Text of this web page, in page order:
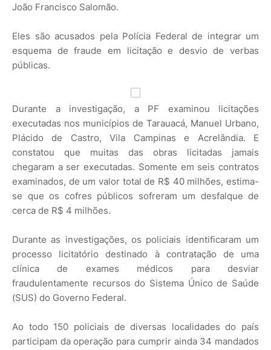
João Francisco Salomão.
Eles são acusados pela Polícia Federal de integrar um
esquema de fraude em licitação e desvio de verbas
públicas.
Durante a investigação, a PF examinou licitações
executadas nos municípios de Tarauacá, Manuel Urbano,
Plácido de Castro, Vila Campinas e Acrelândia. E
constatou que muitas das obras licitadas jamais
chegaram a ser executadas. Somente em seis contratos
examinados, de um valor total de R$ 40 milhões, estima-
se que os cofres públicos sofreram um desfalque de
cerca de R$ 4 milhões.
Durante as investigações, os policiais identificaram um
processo licitatório destinado à contratação de uma
clínica de exames médicos para desviar
fraudulentamente recursos do Sistema Único de Saúde
(SUS) do Governo Federal.
Ao todo 150 policiais de diversas localidades do país
participam da operação para cumprir ainda 34 mandados